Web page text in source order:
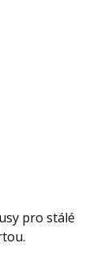
pro stálé